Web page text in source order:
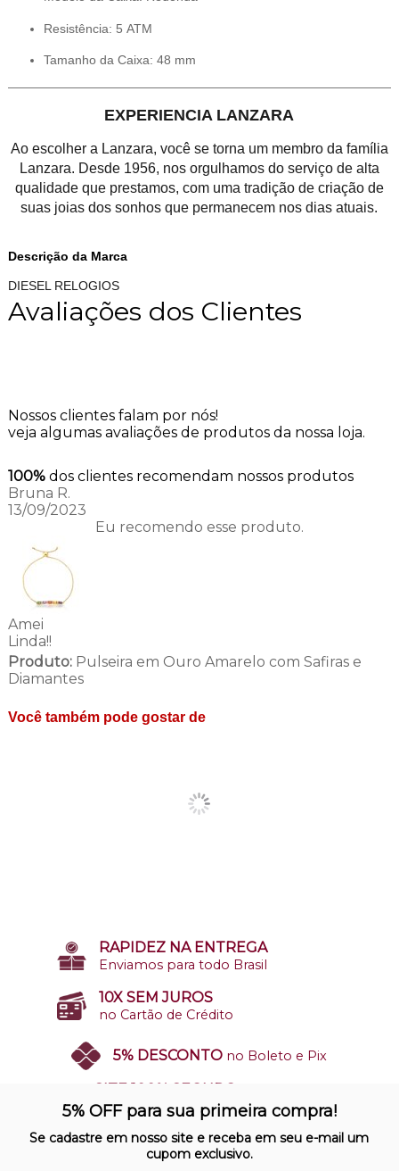
Resistência: 5 ATM
Tamanho da Caixa: 48 mm
EXPERIENCIA LANZARA
Ao escolher a Lanzara, você se torna um membro da família
Lanzara. Desde 1956, nos orgulhamos do serviço de alta
qualidade que prestamos, com uma tradição de criação de
suas joias dos sonhos que permanecem nos dias atuais.
Descrição da Marca
DIESEL RELOGIOS
Avaliações dos Clientes
Nossos clientes falam por nós!
veja algumas avaliações de produtos da nossa loja.
100% dos clientes recomendam nossos produtos
Bruna R.
13/09/2023
Eu recomendo esse produto.
Amei
Linda!!
Produto:Pulseira em Ouro Amarelo com Safiras e
Diamantes
Você também pode gostar de
RAPIDEZ NA ENTREGA
Enviamos para todo Brasil
10X SEM JUROS
no Cartão de Crédito
5% DESCONTO no Boleto e Pix
Nosso site opera em ambiente
protegido
5% OFF para sua primeira compra!
Se cadastre em nosso site e receba em seu e-mail um
cupom exclusivo.